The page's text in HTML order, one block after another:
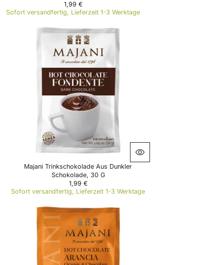
R
E
U
A
R
P
R
I
C
E
1
9
1,99 €
Sofort versandfertig, Lieferzeit 1-3 Werktage
Majani Trinkschokolade Aus Dunkler
Schokolade, 30 G
R
E
U
A
R
P
R
I
1,99 €
Sofort versandfertig, Lieferzeit 1-3 Werktage